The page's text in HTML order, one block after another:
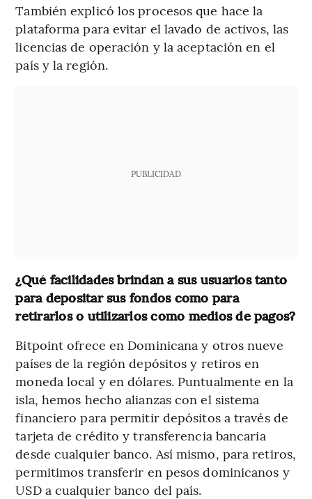
También explicó los procesos que hace la
plataforma para evitar el lavado de activos, las
licencias de operación y la aceptación en el
país y la región.
PUBLICIDAD
¿Qué facilidades brindan a sus usuarios tanto
para depositar sus fondos como para
retirarlos o utilizarlos como medios de pagos?
Bitpoint ofrece en Dominicana y otros nueve
países de la región depósitos y retiros en
moneda local y en dólares. Puntualmente en la
isla, hemos hecho alianzas con el sistema
financiero para permitir depósitos a través de
tarjeta de crédito y transferencia bancaria
desde cualquier banco. Así mismo, para retiros,
permitimos transferir en pesos dominicanos y
USD a cualquier banco del país.